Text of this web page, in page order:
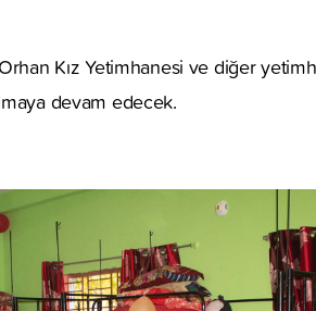
Kız Yetimhanesi ve diğer
devam edecek.